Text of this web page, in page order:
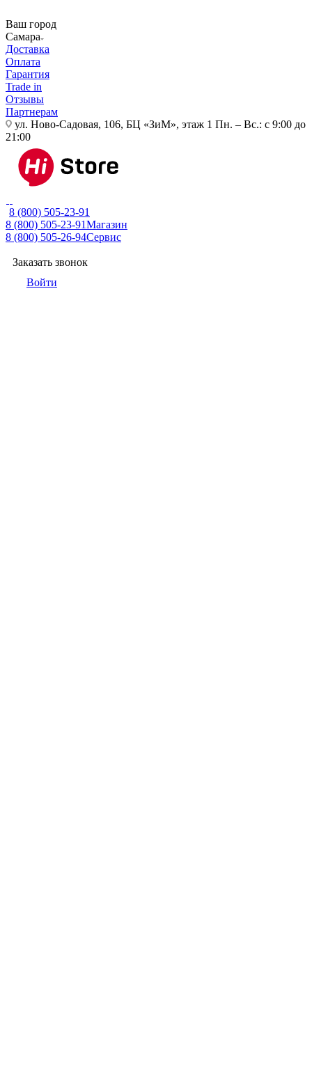
Ваш город
Самара
Доставка
Оплата
Гарантия
Trade in
Отзывы
Партнерам
ул. Ново-Садовая, 106, БЦ «ЗиМ», этаж 1 Пн. – Вс.: с 9:00 до
21:00
8 (800) 505-23-91
8 (800) 505-23-91Магазин
8 (800) 505-26-94Сервис
Заказать звонок
Войти